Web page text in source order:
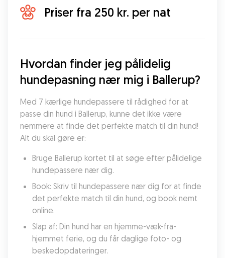
Priser fra 250 kr. per nat
Hvordan finder jeg pålidelig
hundepasning nær mig i Ballerup?
Med 7 kærlige hundepassere til rådighed for at
passe din hund i Ballerup, kunne det ikke være
nemmere at finde det perfekte match til din hund!
Alt du skal gøre er:
Bruge Ballerup kortet til at søge efter pålidelige
hundepassere nær dig.
Book: Skriv til hundepassere nær dig for at finde
det perfekte match til din hund, og book nemt
online.
Slap af: Din hund har en hjemme-væk-fra-
hjemmet ferie, og du får daglige foto- og
beskedopdateringer.